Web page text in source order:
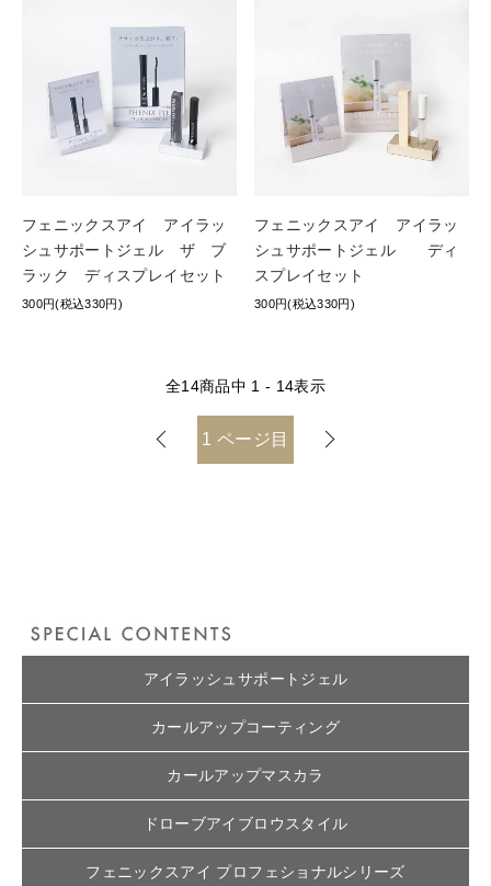
フェニックスアイ アイラッ
シュサポートジェル ザ ブ
ラック ディスプレイセット
300円(税込330円)
フェニックスアイ アイラッ
シュサポートジェル ディ
スプレイセット
300円(税込330円)
全14商品中 1 - 14表示
1ページ目
アイラッシュサポートジェル
カールアップコーティング
カールアップマスカラ
ドローブアイブロウスタイル
フェニックスアイ プロフェショナルシリーズ